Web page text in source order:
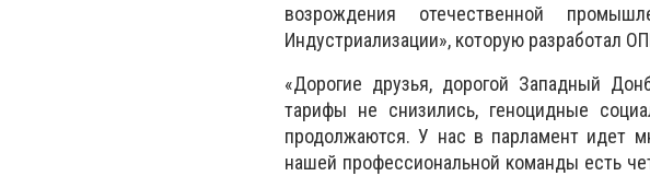
возрождения отечественной
Индустриализации», которую
«Дорогие друзья, дорогой Западный
тарифы не снизились, геноцидные
продолжаются. У нас в парламент идет
нашей профессиональной команды есть